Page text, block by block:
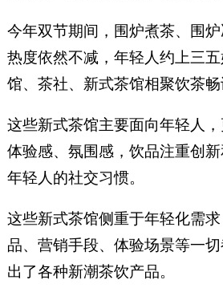
今年双节期间，围炉煮茶、围
热度依然不减，年轻人约上三
馆、茶社、新式茶馆相聚饮茶畅
这些新式茶馆主要面向年轻人
体验感、氛围感，饮品注重创
年轻人的社交习惯。
这些新式茶馆侧重于年轻化需
品、营销手段、体验场景等一
出了各种新潮茶饮产品。